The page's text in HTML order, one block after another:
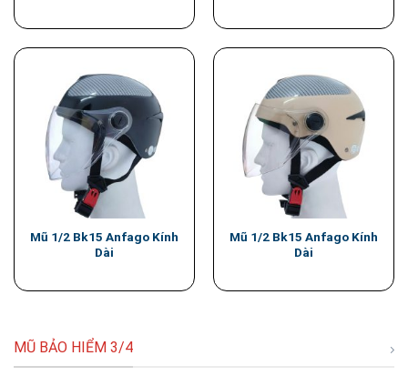
Mũ 1/2 Bk15 Anfago Kính
Dài
Mũ 1/2 Bk15 Anfago Kính
Dài
MŨ BẢO HIỂM 3/4